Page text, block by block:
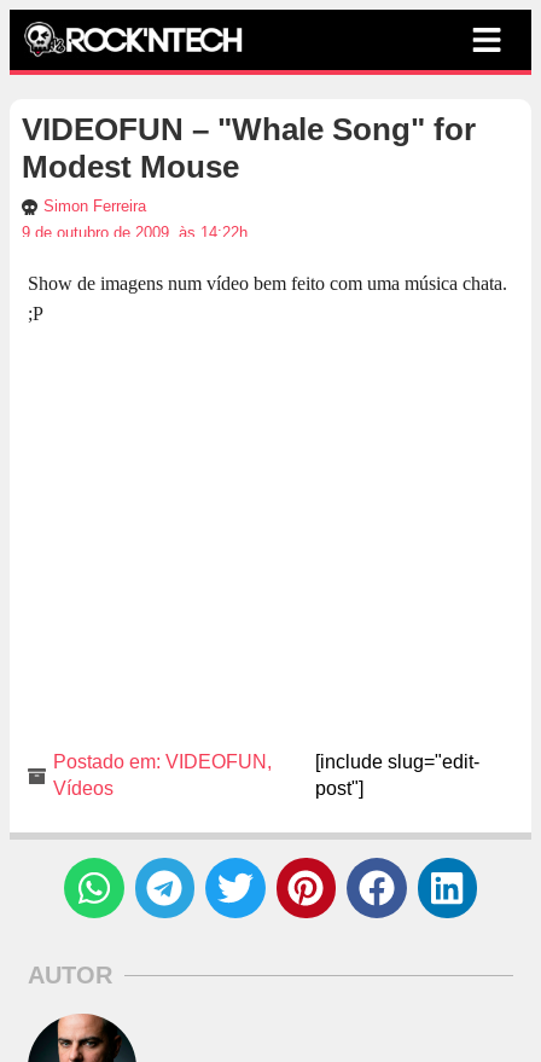
VIDEOFUN – "Whale Song" for
Modest Mouse
Simon Ferreira
9 de outubro de 2009, às 14:22h
Show de imagens num vídeo bem feito com uma música chata.
;P
Postado em: VIDEOFUN ,
Vídeos
[include slug="edit-
post"]
AUTOR